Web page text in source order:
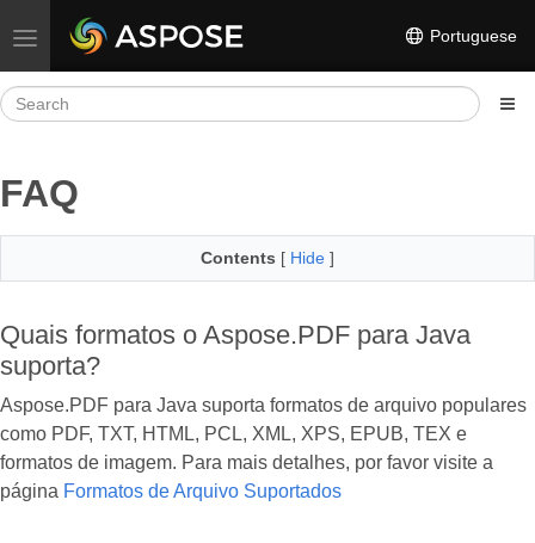
Toggle navigation Portuguese
FAQ
Contents [ Hide ]
Quais formatos o Aspose.PDF para Java
suporta?
Aspose.PDF para Java suporta formatos de arquivo populares
como PDF, TXT, HTML, PCL, XML, XPS, EPUB, TEX e
formatos de imagem. Para mais detalhes, por favor visite a
página Formatos de Arquivo Suportados